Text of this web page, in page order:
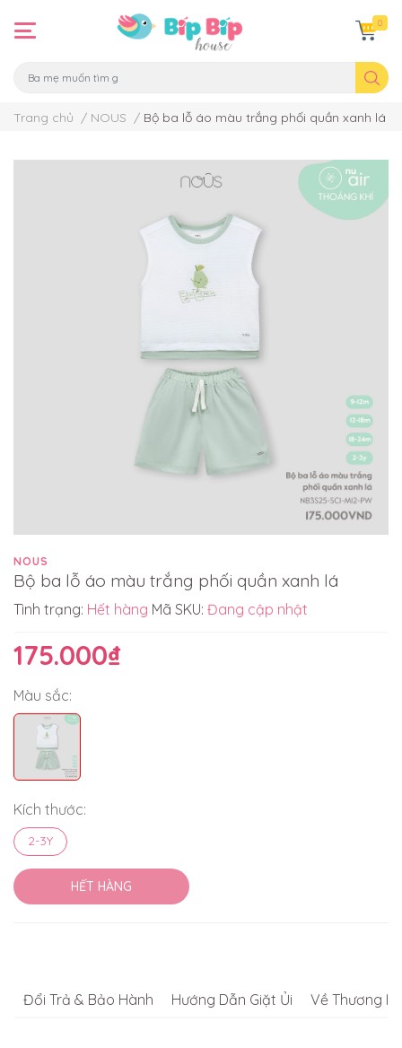
0
Trang chủ / NOUS / Bộ ba lỗ áo màu trắng phối quần xanh lá
NOUS
Bộ ba lỗ áo màu trắng phối quần xanh lá
Tình trạng: Hết hàng Mã SKU: Đang cập nhật
175.000₫
Màu sắc:
Kích thước:
2-3Y
HẾT HÀNG
Đổi Trả & Bảo Hành Hướng Dẫn Giặt Ủi Về Thương